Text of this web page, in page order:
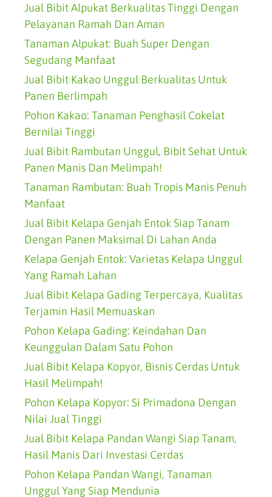
Jual Bibit Alpukat Berkualitas Tinggi Dengan
Pelayanan Ramah Dan Aman
Tanaman Alpukat: Buah Super Dengan
Segudang Manfaat
Jual Bibit Kakao Unggul Berkualitas Untuk
Panen Berlimpah
Pohon Kakao: Tanaman Penghasil Cokelat
Bernilai Tinggi
Jual Bibit Rambutan Unggul, Bibit Sehat Untuk
Panen Manis Dan Melimpah!
Tanaman Rambutan: Buah Tropis Manis Penuh
Manfaat
Jual Bibit Kelapa Genjah Entok Siap Tanam
Dengan Panen Maksimal Di Lahan Anda
Kelapa Genjah Entok: Varietas Kelapa Unggul
Yang Ramah Lahan
Jual Bibit Kelapa Gading Terpercaya, Kualitas
Terjamin Hasil Memuaskan
Pohon Kelapa Gading: Keindahan Dan
Keunggulan Dalam Satu Pohon
Jual Bibit Kelapa Kopyor, Bisnis Cerdas Untuk
Hasil Melimpah!
Pohon Kelapa Kopyor: Si Primadona Dengan
Nilai Jual Tinggi
Jual Bibit Kelapa Pandan Wangi Siap Tanam,
Hasil Manis Dari Investasi Cerdas
Pohon Kelapa Pandan Wangi, Tanaman
Unggul Yang Siap Mendunia